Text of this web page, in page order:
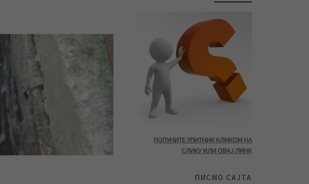
ПОПУНИТЕ УПИТНИК КЛИКОМ НА
СЛИКУ ИЛИ ОВАЈ ЛИНК
ПИСМО САЈТА